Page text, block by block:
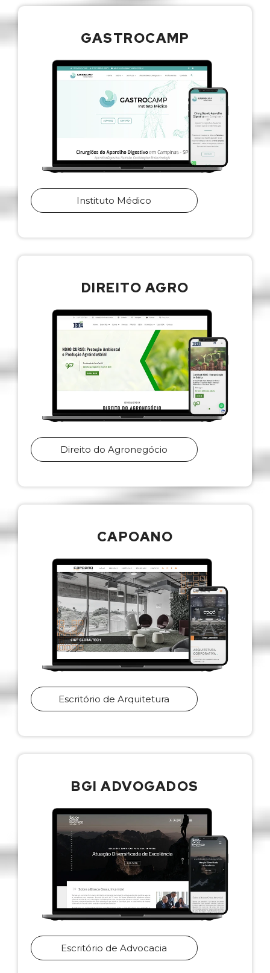
GASTROCAMP
Instituto Médico
DIREITO AGRO
Direito do Agronegócio
CAPOANO
Escritório de Arquitetura
BGI ADVOGADOS
Escritório de Advocacia